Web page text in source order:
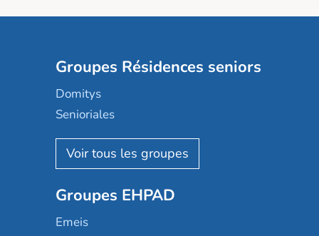
Groupes Résidences seniors
Domitys
Senioriales
Nohée
Les Résidentiels
Mobicap
Domusvi
Groupes EHPAD
Emeis